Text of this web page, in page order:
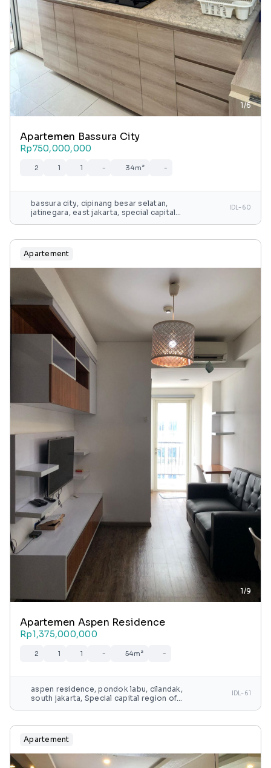
1/6
Apartemen Bassura City
Rp750,000,000
2 1 1 - 34m² -
bassura city, cipinang besar selatan,
jatinegara, east jakarta, special capital
IDL-60
Apartement
1/9
Apartemen Aspen Residence
Rp1,375,000,000
2 1 1 - 54m² -
aspen residence, pondok labu, cilandak,
south jakarta, Special capital region of
IDL-61
Apartement